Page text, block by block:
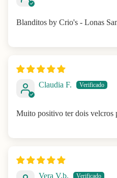
Blanditos by Crio's - Lonas
Claudia F.
Muito positivo ter dois velcros
Vera V.b.